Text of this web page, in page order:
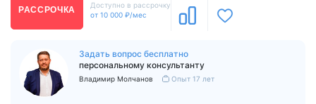
Доступно в рассрочку
от 10 000 ₽/мес
РАССРОЧКА
Задать вопрос бесплатно
персональному консультанту
Владимир Молчанов Опыт 17 лет